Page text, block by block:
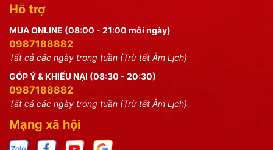
Hỗ trợ
MUA ONLINE (08:00 - 21:00 mỗi ngày)
0987188882
Tất cả các ngày trong tuần (Trừ tết Âm Lịch)
GÓP Ý & KHIẾU NẠI (08:30 - 20:30)
0987188882
Tất cả các ngày trong tuần (Trừ tết Âm Lịch)
Mạng xã hội